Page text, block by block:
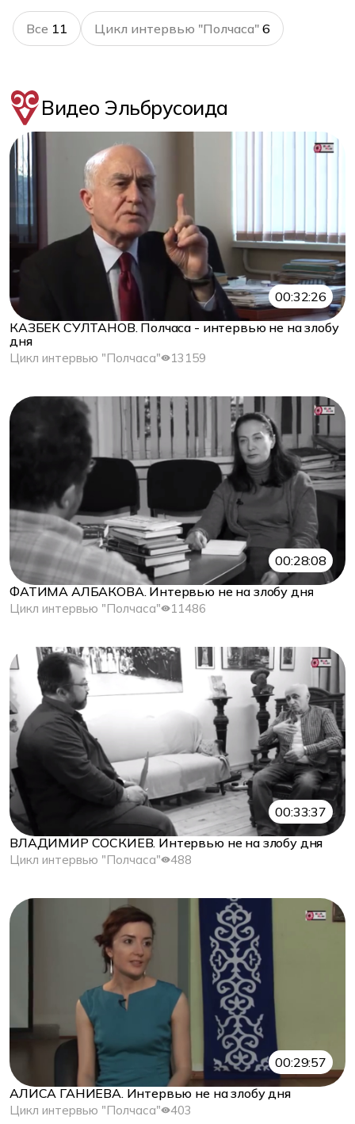
Все 11 Цикл интервью "Полчаса" 6
Видео Эльбрусоида
00:32:26
КАЗБЕК СУЛТАНОВ. Полчаса - интервью не на злобу
дня
Цикл интервью "Полчаса" 13159
00:28:08
ФАТИМА АЛБАКОВА. Интервью не на злобу дня
Цикл интервью "Полчаса" 11486
00:33:37
ВЛАДИМИР СОСКИЕВ. Интервью не на злобу дня
Цикл интервью "Полчаса" 488
00:29:57
АЛИСА ГАНИЕВА. Интервью не на злобу дня
Цикл интервью "Полчаса" 403